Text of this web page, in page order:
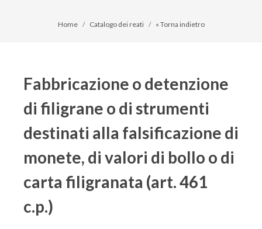
Home Catalogo dei reati « Torna indietro
Fabbricazione o detenzione
di filigrane o di strumenti
destinati alla falsificazione di
monete, di valori di bollo o di
carta filigranata (art. 461
c.p.)